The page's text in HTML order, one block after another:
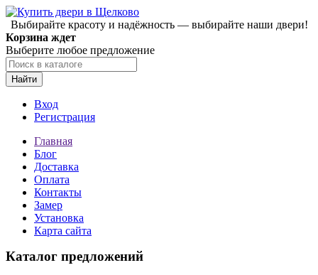
Выбирайте красоту и надёжность — выбирайте наши двери!
Корзина ждет
Выберите любое предложение
Найти
Вход
Регистрация
Главная
Блог
Доставка
Оплата
Контакты
Замер
Установка
Карта сайта
Каталог предложений